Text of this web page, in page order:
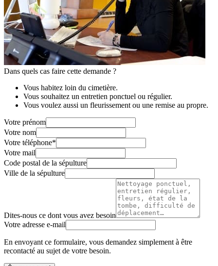
Dans quels cas faire cette demande ?
Vous habitez loin du cimetière.
Vous souhaitez un entretien ponctuel ou régulier.
Vous voulez aussi un fleurissement ou une remise au propre.
Votre prénom
Votre nom
Votre téléphone*
Votre mail
Code postal de la sépulture
Ville de la sépulture
Dites-nous ce dont vous avez besoin
Votre adresse e-mail
En envoyant ce formulaire, vous demandez simplement à être
recontacté au sujet de votre besoin.